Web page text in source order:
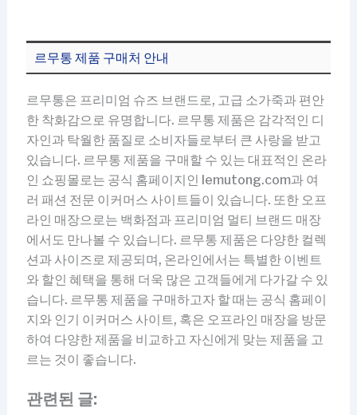
르무통 제품 구매처 안내
르무통은 프리미엄 슈즈 브랜드로, 고급 소가죽과 편안
한 착화감으로 유명합니다. 르무통 제품은 감각적인 디
자인과 탁월한 품질로 소비자들로부터 큰 사랑을 받고
있습니다. 르무통 제품을 구매할 수 있는 대표적인 온라
인 쇼핑몰로는 공식 홈페이지인 lemutong.com과 여
러 패션 전문 이커머스 사이트들이 있습니다. 또한 오프
라인 매장으로는 백화점과 프리미엄 멀티 브랜드 매장
에서도 만나볼 수 있습니다. 르무통 제품은 다양한 컬렉
션과 사이즈로 제공되며, 온라인에서는 특별한 이벤트
와 할인 혜택을 통해 더욱 많은 고객들에게 다가갈 수 있
습니다. 르무통 제품을 구매하고자 할 때는 공식 홈페이
지와 인기 이커머스 사이트, 혹은 오프라인 매장을 방문
하여 다양한 제품을 비교하고 자신에게 맞는 제품을 고
르는 것이 좋습니다.
관련된 글: